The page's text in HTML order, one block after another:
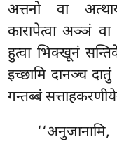
अत्तनो वा
कारापेत्वा अञ्ञं वा
हुत्वा भिक्खूनं
इच्छामि दानञ्च
गन्तब्बं